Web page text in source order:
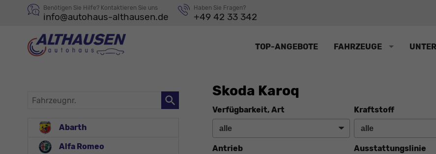
Benötigen Sie Hilfe? Kontaktieren Sie uns
info@autohaus-althausen.de
Haben Sie Fragen?
+49 42 33 342
TOP-ANGEBOTE FAHRZEUGE
Skoda Karoq
Verfügbarkeit, Art Kraftstoff
Antrieb Ausstattungslinie
Fahrzeugnr.
Abarth
Alfa Romeo